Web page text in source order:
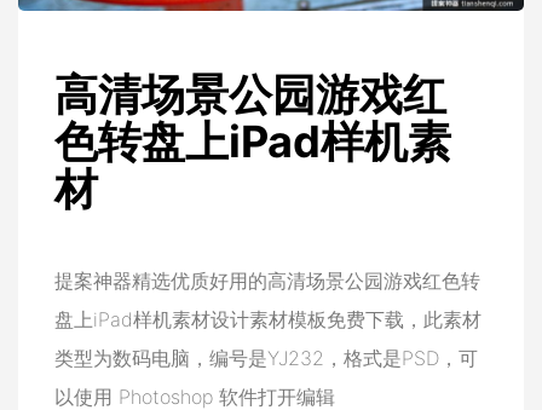
高清场景公园游戏红
色转盘上iPad样机素
材
提案神器精选优质好用的高清场景公园游戏红色转
盘上iPad样机素材设计素材模板免费下载，此素材
类型为数码电脑，编号是YJ232，格式是PSD，可
以使用 Photoshop 软件打开编辑